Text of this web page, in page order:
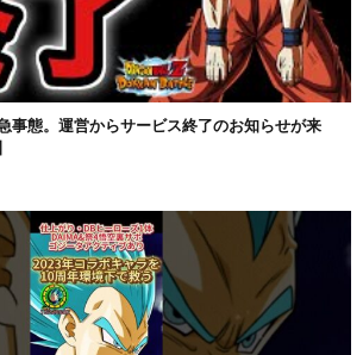
事態。運営からサービス終了のお知らせが来